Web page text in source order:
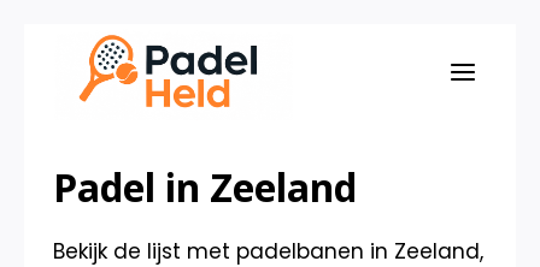
Doorgaan
inhoud
Padel in Zeeland
Bekijk de lijst met padelbanen in Zeeland,